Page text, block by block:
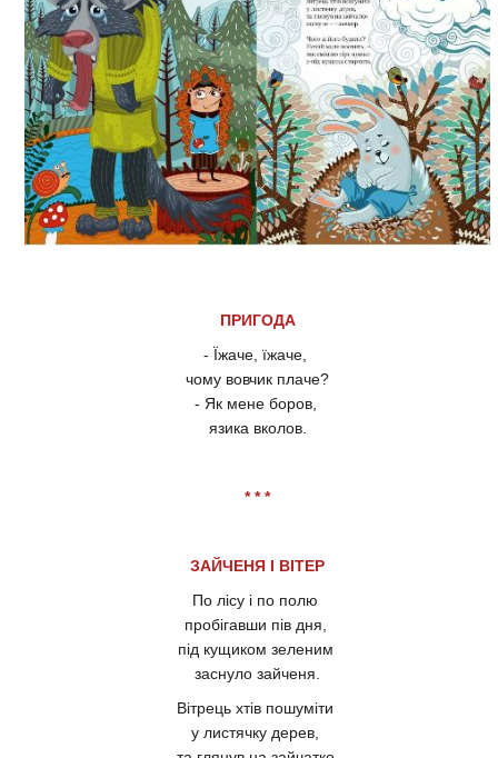
ПРИГОДА
- Їжаче, їжаче,
чому вовчик плаче?
- Як мене боров,
язика вколов.
* * *
ЗАЙЧЕНЯ І ВІТЕР
По лісу і по полю
пробігавши пів дня,
під кущиком зеленим
заснуло зайченя.
Вітрець хтів пошуміти
у листячку дерев,